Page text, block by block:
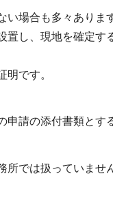
場合も多々ありま
し、現地を確定す
です。
申請の添付書類とす
所では扱っていませ